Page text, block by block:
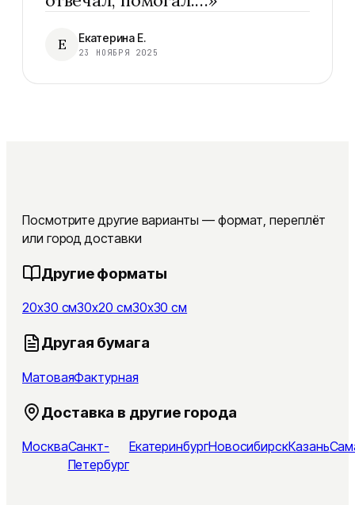
Е Екатерина Е.
23 НОЯБРЯ 2025
Посмотрите другие варианты — формат, переплёт
или город доставки
Другие форматы
20x30 см30x20 см30x30 см
Другая бумага
МатоваяФактурная
Доставка в другие города
МоскваСанкт-
Петербург
ЕкатеринбургНовосибирскКазань